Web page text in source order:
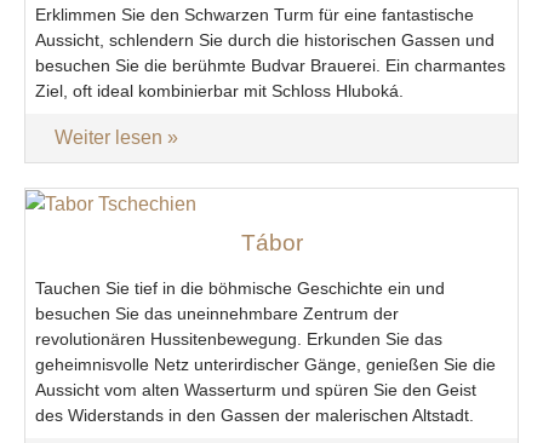
Erklimmen Sie den Schwarzen Turm für eine fantastische
Aussicht, schlendern Sie durch die historischen Gassen und
besuchen Sie die berühmte Budvar Brauerei. Ein charmantes
Ziel, oft ideal kombinierbar mit Schloss Hluboká.
Weiter lesen
Tábor
Tauchen Sie tief in die böhmische Geschichte ein und
besuchen Sie das uneinnehmbare Zentrum der
revolutionären Hussitenbewegung. Erkunden Sie das
geheimnisvolle Netz unterirdischer Gänge, genießen Sie die
Aussicht vom alten Wasserturm und spüren Sie den Geist
des Widerstands in den Gassen der malerischen Altstadt.